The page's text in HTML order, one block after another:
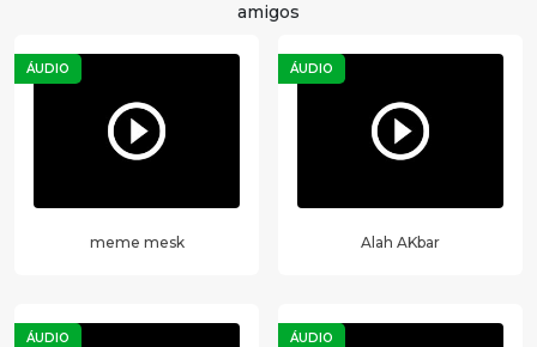
amigos
ÁUDIO
meme mesk
ÁUDIO
Alah AKbar
ÁUDIO ÁUDIO